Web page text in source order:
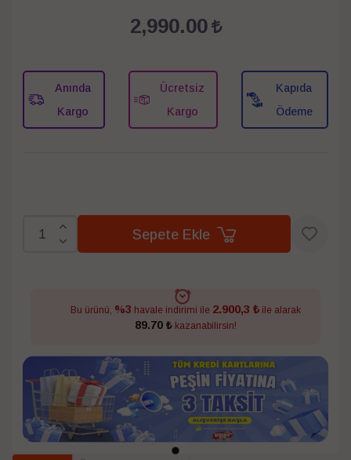
2,990.00
Anında
Kargo
Ücretsiz
Kargo
Kapıda
Ödeme
Sepete Ekle
Bu ürünü, %3 havale indirimi ile 2.900,3 ₺ile alarak
89.70 ₺kazanabilirsin!